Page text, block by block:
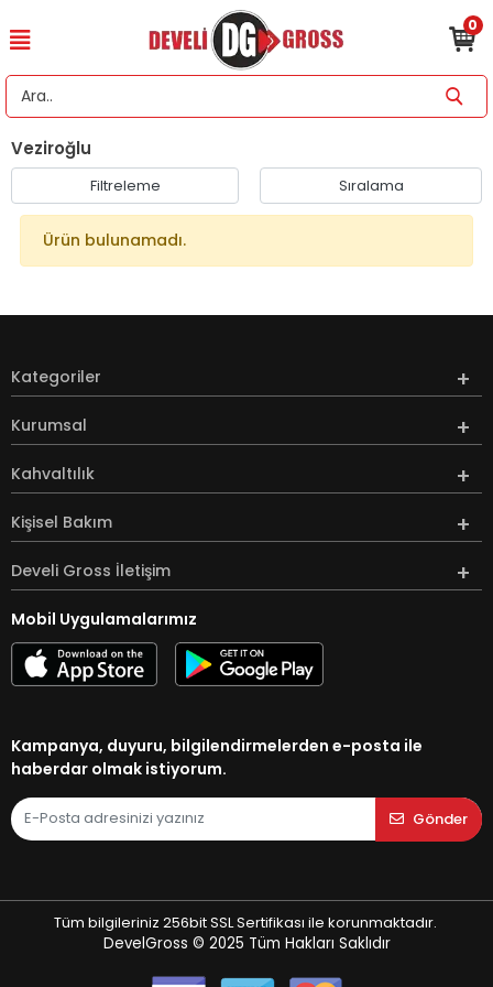
0
Veziroğlu
Filtreleme Sıralama
Ürün bulunamadı.
Kategoriler
Kurumsal
Kahvaltılık
Kişisel Bakım
Develi Gross İletişim
Mobil Uygulamalarımız
Kampanya, duyuru, bilgilendirmelerden e-posta ile
haberdar olmak istiyorum.
Gönder
Tüm bilgileriniz 256bit SSL Sertifikası ile korunmaktadır.
DevelGross © 2025 Tüm Hakları Saklıdır